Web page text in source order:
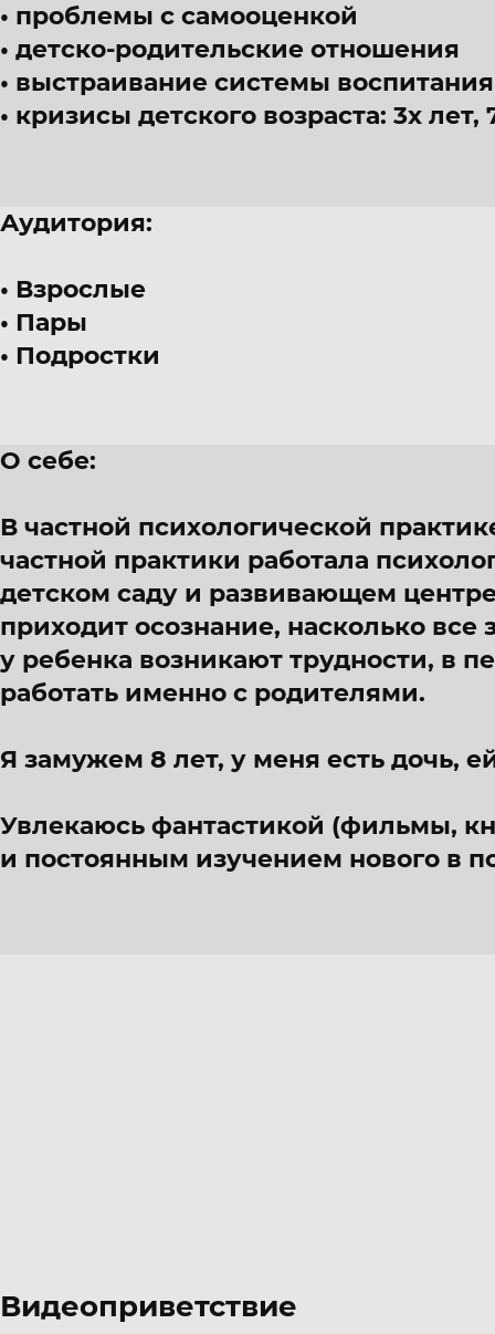
проблемы с самооценкой
детско-родительские отношения
выстраивание системы воспитания
кризисы детского возраста: 3х
Аудитория:
Взрослые
Пары
Подростки
О себе:
В частной психологической
частной практики работала
детском саду и развивающем
приходит осознание, насколько все
у ребенка возникают трудности, в
работать именно с родителями.
Я замужем 8 лет, у меня есть дочь,
Увлекаюсь фантастикой (фильмы,
и постоянным изучением нового в
Видеоприветствие